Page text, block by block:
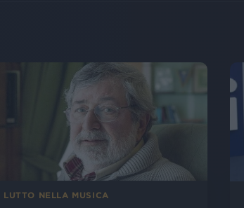
LUTTO NELLA MUSICA